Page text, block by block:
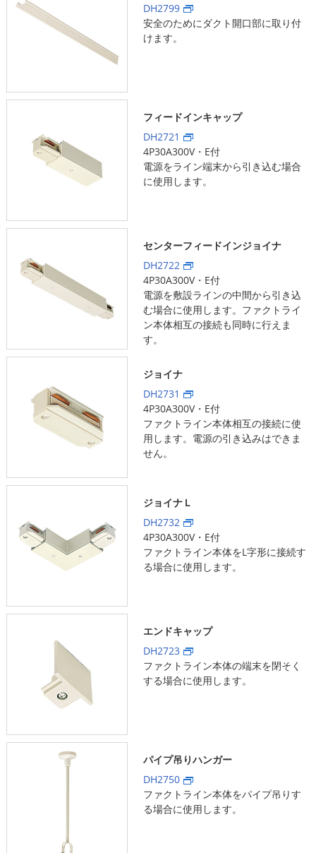
DH2799
安全のためにダクト開口部に取り付
けます。
フィードインキャップ
DH2721
4P30A300V・E付
電源をライン端末から引き込む場合
に使用します。
センターフィードインジョイナ
DH2722
4P30A300V・E付
電源を敷設ラインの中間から引き込
む場合に使用します。ファクトライ
ン本体相互の接続も同時に行えま
す。
ジョイナ
DH2731
4P30A300V・E付
ファクトライン本体相互の接続に使
用します。電源の引き込みはできま
せん。
ジョイナＬ
DH2732
4P30A300V・E付
ファクトライン本体をL字形に接続す
る場合に使用します。
エンドキャップ
DH2723
ファクトライン本体の端末を閉そく
する場合に使用します。
パイプ吊りハンガー
DH2750
ファクトライン本体をパイプ吊りす
る場合に使用します。